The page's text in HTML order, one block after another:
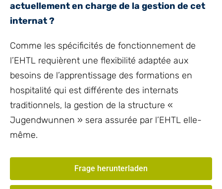
actuellement en charge de la gestion de cet
internat ?
Comme les spécificités de fonctionnement de
l’EHTL requièrent une flexibilité adaptée aux
besoins de l’apprentissage des formations en
hospitalité qui est différente des internats
traditionnels, la gestion de la structure «
Jugendwunnen » sera assurée par l’EHTL elle-
même.
Frage herunterladen